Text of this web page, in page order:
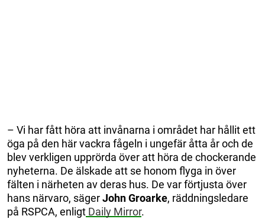
– Vi har fått höra att invånarna i området har hållit ett
öga på den här vackra fågeln i ungefär åtta år och de
blev verkligen upprörda över att höra de chockerande
nyheterna. De älskade att se honom flyga in över
fälten i närheten av deras hus. De var förtjusta över
hans närvaro, sägerJohn Groarke, räddningsledare
på RSPCA, enligt Daily Mirror.